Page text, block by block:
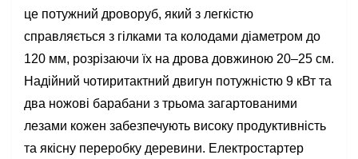
це потужний дроворуб, який з легкістю
справляється з гілками та колодами діаметром до
120 мм, розрізаючи їх на дрова довжиною 20–25 см.
Надійний чотиритактний двигун потужністю 9 кВт та
два ножові барабани з трьома загартованими
лезами кожен забезпечують високу продуктивність
та якісну переробку деревини. Електростартер